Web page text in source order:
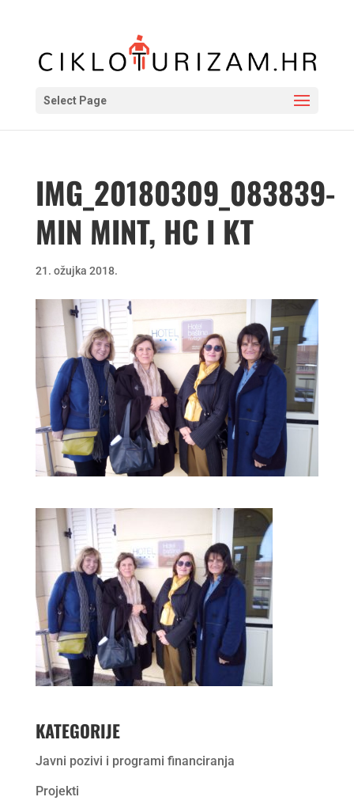
Select Page
IMG_20180309_083839-
MIN MINT, HC I KT
21. ožujka 2018.
KATEGORIJE
Javni pozivi i programi financiranja
Projekti